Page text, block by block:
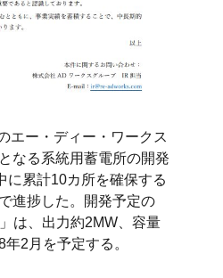
エー・ディー・ワークス
なる系統用蓄電所の開発
に累計10カ所を確保する
進捗した。開発予定の
は、出力約2MW、容量
2月を予定する。